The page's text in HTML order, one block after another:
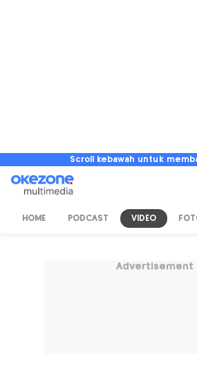
Scroll kebawah untuk
HOME PODCAST VIDEO
Advertisement